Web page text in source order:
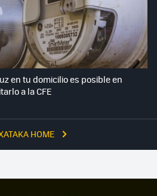
HOME
en tu domicilio es posible en
a la CFE